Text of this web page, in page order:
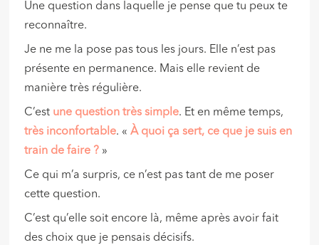
Une question dans laquelle je pense que tu peux te
reconnaître.
Je ne me la pose pas tous les jours. Elle n’est pas
présente en permanence. Mais elle revient de
manière très régulière.
C’est une question très simple. Et en même temps,
très inconfortable. «À quoi ça sert, ce que je suis en
train de faire ? »
Ce qui m’a surpris, ce n’est pas tant de me poser
cette question.
C’est qu’elle soit encore là, même après avoir fait
des choix que je pensais décisifs.